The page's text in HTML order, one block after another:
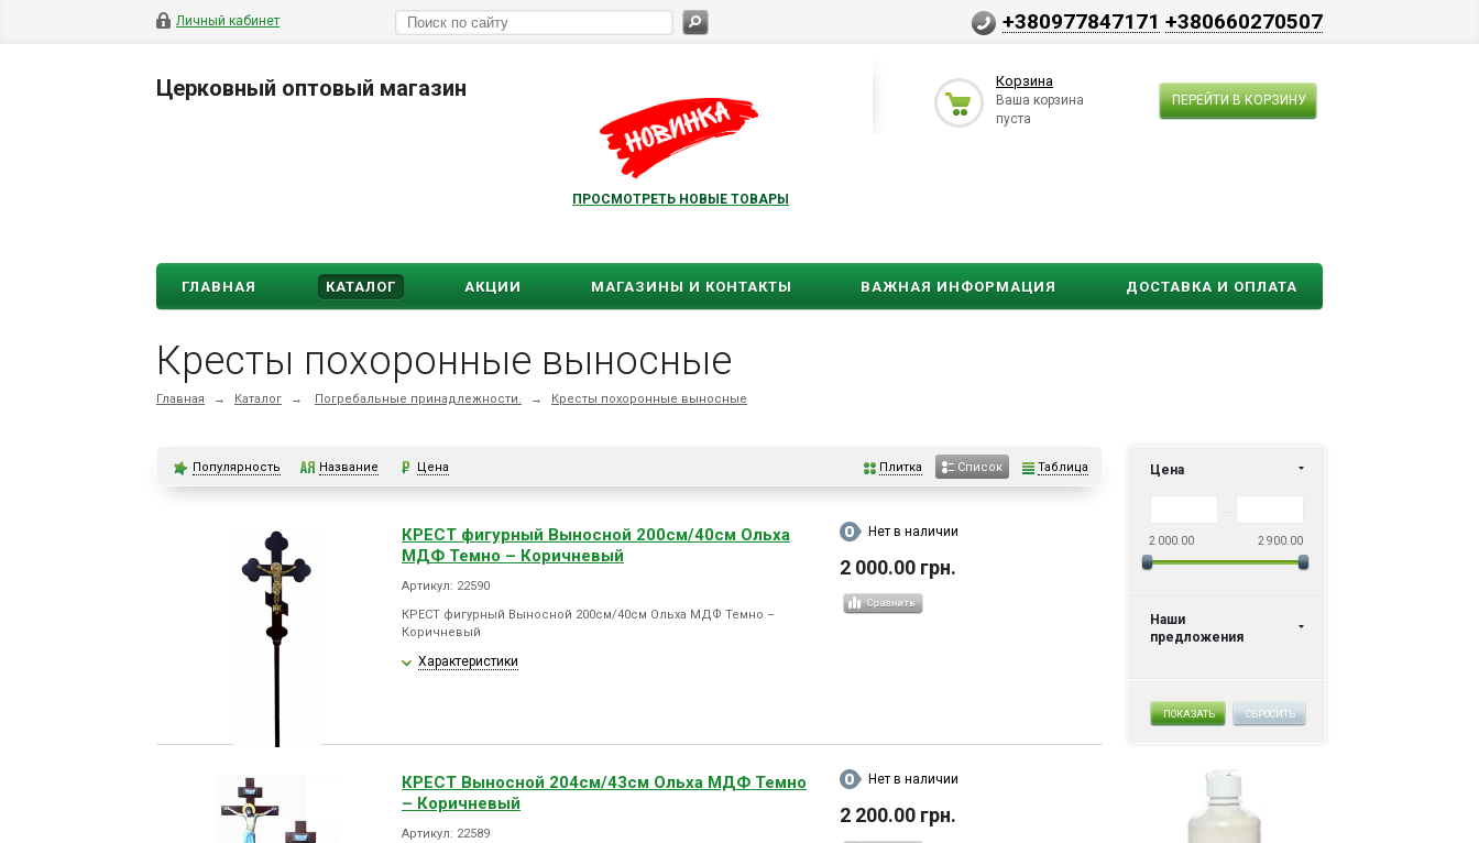
Личный кабинет +380977847171 +380660270507
Церковный оптовый магазин
ПРОСМОТРЕТЬ НОВЫЕ ТОВАРЫ
Корзина
Ваша корзина
пуста
ПЕРЕЙТИ В КОРЗИНУ
ГЛАВНАЯ КАТАЛОГ АКЦИИ МАГАЗИНЫ И КОНТАКТЫ ВАЖНАЯ ИНФОРМАЦИЯ ДОСТАВКА И ОПЛАТА
Кресты похоронные выносные
Главная → Каталог → Погребальные принадлежности. → Кресты похоронные выносные
Цена
2 000.00 2 900.00
Наши
предложения
ПОКАЗАТЬ СБРОСИТЬ
Популярность Название Цена Плитка Список Таблица
КРЕСТ фигурный Выносной 200см/40см Ольха
МДФ Темно – Коричневый
Артикул: 22590
КРЕСТ фигурный Выносной 200см/40см Ольха МДФ Темно –
Коричневый
Характеристики
Нет в наличии
2 000.00 грн.
КРЕСТ Выносной 204см/43см Ольха МДФ Темно
– Коричневый
Артикул: 22589
Нет в наличии
2 200.00 грн.